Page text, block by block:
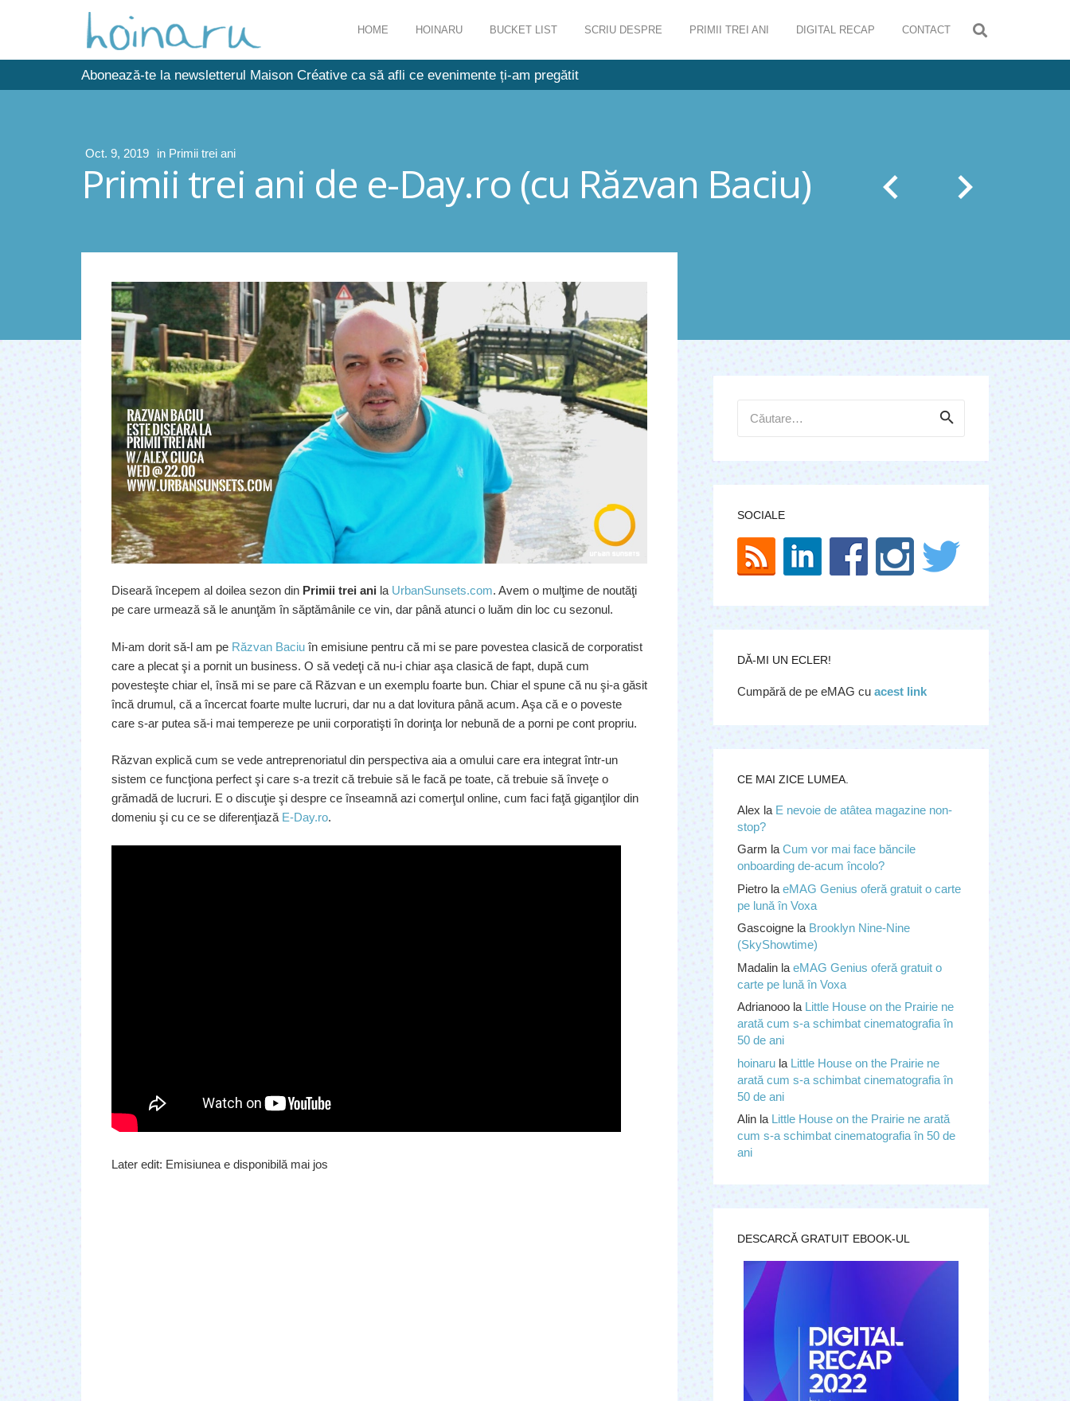
HOME HOINARU BUCKET LIST SCRIU DESPRE PRIMII TREI ANI DIGITAL RECAP CONTACT
Abonează-te la newsletterul Maison Créative ca să afli ce evenimente ți-am pregătit
Oct. 9, 2019 in Primii trei ani
Primii trei ani de e-Day.ro (cu Răzvan Baciu)
Diseară începem al doilea sezon din Primii trei ani la UrbanSunsets.com. Avem o mulţime de noutăţi
pe care urmează să le anunţăm în săptămânile ce vin, dar până atunci o luăm din loc cu sezonul.
Mi-am dorit să-l am pe Răzvan Baciuîn emisiune pentru că mi se pare povestea clasică de corporatist
care a plecat şi a pornit un business. O să vedeţi că nu-i chiar aşa clasică de fapt, după cum
povesteşte chiar el, însă mi se pare că Răzvan e un exemplu foarte bun. Chiar el spune că nu şi-a găsit
încă drumul, că a încercat foarte multe lucruri, dar nu a dat lovitura până acum. Aşa că e o poveste
care s-ar putea să-i mai tempereze pe unii corporatişti în dorinţa lor nebună de a porni pe cont propriu.
Răzvan explică cum se vede antreprenoriatul din perspectiva aia a omului care era integrat într-un
sistem ce funcţiona perfect şi care s-a trezit că trebuie să le facă pe toate, că trebuie să înveţe o
grămadă de lucruri. E o discuţie şi despre ce înseamnă azi comerţul online, cum faci faţă giganţilor din
domeniu şi cu ce se diferenţiază E-Day.ro.
Later edit: Emisiunea e disponibilă mai jos
după:
SOCIALE
DĂ-MI UN ECLER!
Cumpără de pe eMAG cu acest link
CE MAI ZICE LUMEA.
Alex la E nevoie de atâtea magazine non-
stop?
Garm la Cum vor mai face băncile
onboarding de-acum încolo?
Pietrola eMAG Genius oferă gratuit o carte
pe lună în Voxa
Gascoignela Brooklyn Nine-Nine
(SkyShowtime)
Madalinla eMAG Genius oferă gratuit o
carte pe lună în Voxa
Adrianooola Little House on the Prairie ne
arată cum s-a schimbat cinematografia în
50 de ani
hoinarula Little House on the Prairie ne
arată cum s-a schimbat cinematografia în
50 de ani
Alinla Little House on the Prairie ne arată
cum s-a schimbat cinematografia în 50 de
ani
DESCARCĂ GRATUIT EBOOK-UL